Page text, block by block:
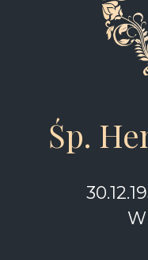
Śp.